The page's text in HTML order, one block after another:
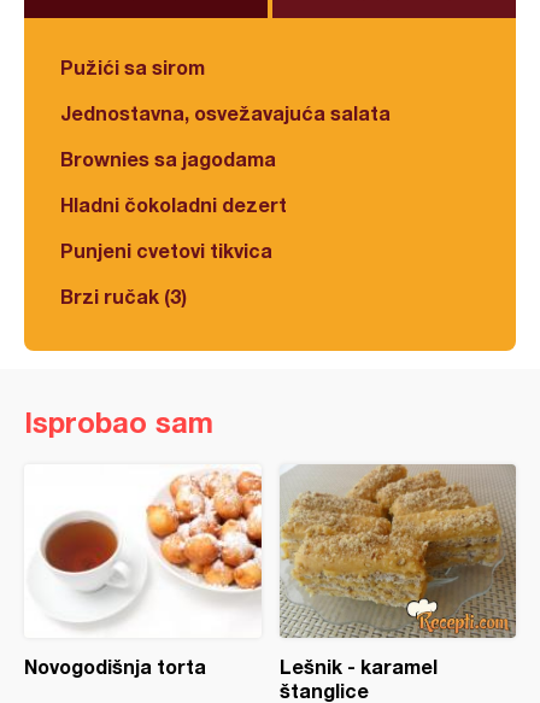
Pužići sa sirom
Jednostavna, osvežavajuća salata
Brownies sa jagodama
Hladni čokoladni dezert
Punjeni cvetovi tikvica
Brzi ručak (3)
Isprobao sam
Novogodišnja torta
Lešnik - karamel
štanglice